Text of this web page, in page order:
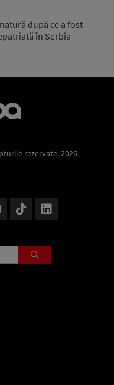
după ce a fost
în Serbia
rezervate. 2026